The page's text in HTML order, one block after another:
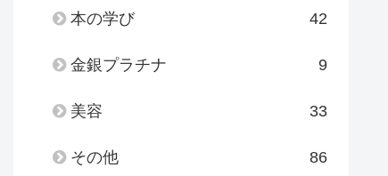
本の学び 42
金銀プラチナ 9
美容 33
その他 86